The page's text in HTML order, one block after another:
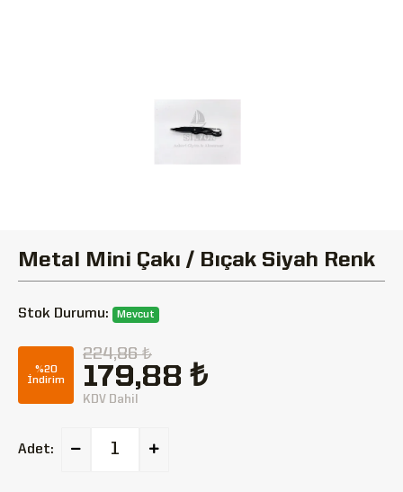
Metal Mini Çakı / Bıçak Siyah Renk
Stok Durumu: Mevcut
%20
İndirim
224,86 ₺
179,88 ₺
KDV Dahil
Adet: